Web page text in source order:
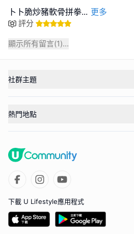
卜卜脆炒豬軟骨拼拳... 更多
評分
顯示所有留言(1)...
社群主題
熱門地點
下載 U Lifestyle應用程式